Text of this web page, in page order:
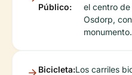
Público:
el centro
Osdorp,
monumento.
Bicicleta:Los carriles